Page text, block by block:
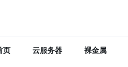
页 云服务器 裸金属